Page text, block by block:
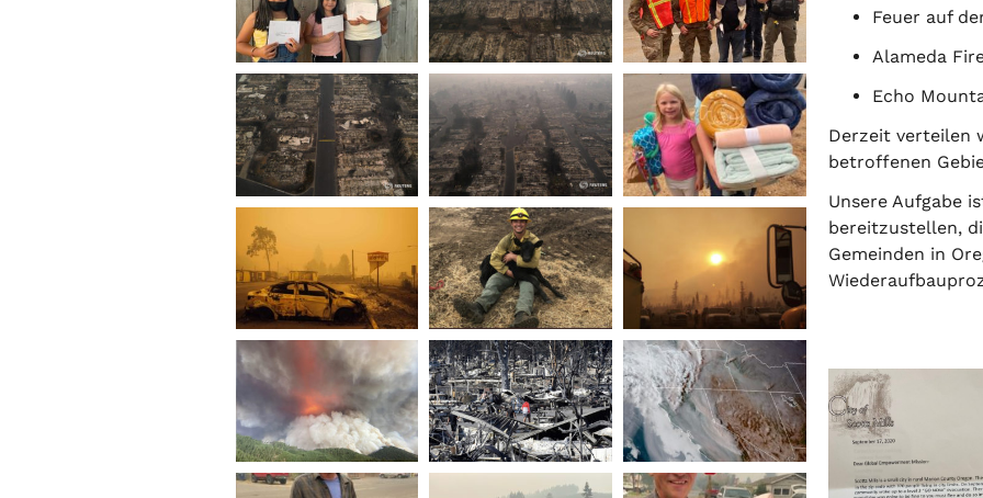
Feuer auf
Alameda
Echo
Derzeit verteilen
betroffenen
Unsere Aufgabe
bereitzustellen,
Gemeinden in